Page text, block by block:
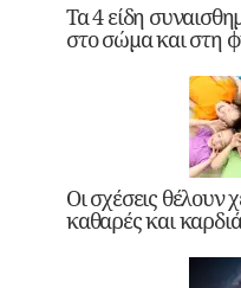
Τα 4 είδη
στο σώμα και στη
Οι σχέσεις θέλουν
καθαρές και